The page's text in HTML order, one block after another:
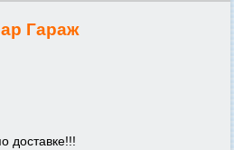
Гараж
доставке!!!